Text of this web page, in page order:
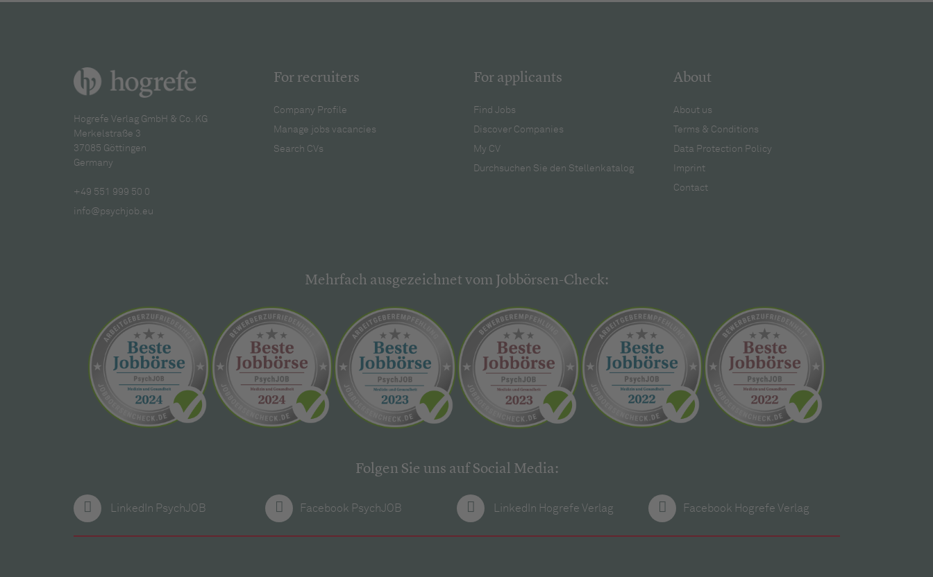
Hogrefe Verlag GmbH & Co. KG
Merkelstraße 3
37085 Göttingen
Germany
+49 551 999 50 0
info@psychjob.eu
For recruiters
Company Profile
Manage jobs vacancies
Search CVs
For applicants
Find Jobs
Discover Companies
My CV
Durchsuchen Sie den Stellenkatalog
About
About us
Terms & Conditions
Data Protection Policy
Imprint
Contact
Mehrfach ausgezeichnet vom Jobbörsen-Check:
Folgen Sie uns auf Social Media:
LinkedIn PsychJOB Facebook PsychJOB LinkedIn Hogrefe Verlag Facebook Hogrefe Verlag